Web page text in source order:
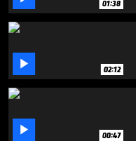
01:38
 02:12
 00:47